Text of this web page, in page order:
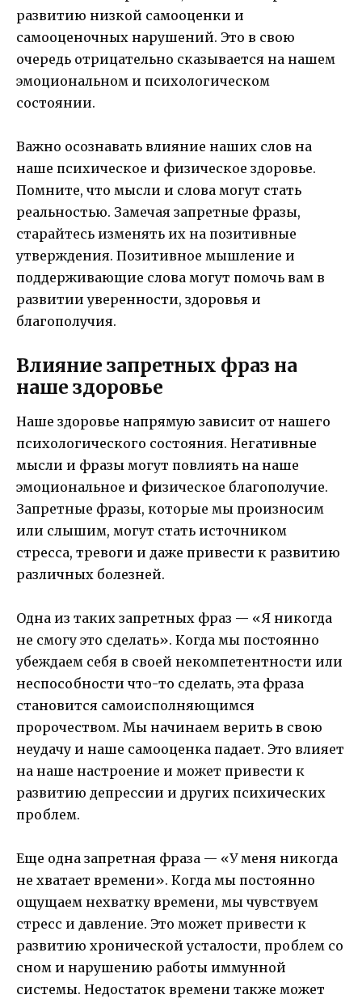
развитию низкой самооценки и
самооценочных нарушений. Это в свою
очередь отрицательно сказывается на нашем
эмоциональном и психологическом
состоянии.
Важно осознавать влияние наших слов на
наше психическое и физическое здоровье.
Помните, что мысли и слова могут стать
реальностью. Замечая запретные фразы,
старайтесь изменять их на позитивные
утверждения. Позитивное мышление и
поддерживающие слова могут помочь вам в
развитии уверенности, здоровья и
благополучия.
Влияние запретных фраз на
наше здоровье
Наше здоровье напрямую зависит от нашего
психологического состояния. Негативные
мысли и фразы могут повлиять на наше
эмоциональное и физическое благополучие.
Запретные фразы, которые мы произносим
или слышим, могут стать источником
стресса, тревоги и даже привести к развитию
различных болезней.
Одна из таких запретных фраз — «Я никогда
не смогу это сделать». Когда мы постоянно
убеждаем себя в своей некомпетентности или
неспособности что-то сделать, эта фраза
становится самоисполняющимся
пророчеством. Мы начинаем верить в свою
неудачу и наше самооценка падает. Это влияет
на наше настроение и может привести к
развитию депрессии и других психических
проблем.
Еще одна запретная фраза — «У меня никогда
не хватает времени». Когда мы постоянно
ощущаем нехватку времени, мы чувствуем
стресс и давление. Это может привести к
развитию хронической усталости, проблем со
сном и нарушению работы иммунной
системы. Недостаток времени также может